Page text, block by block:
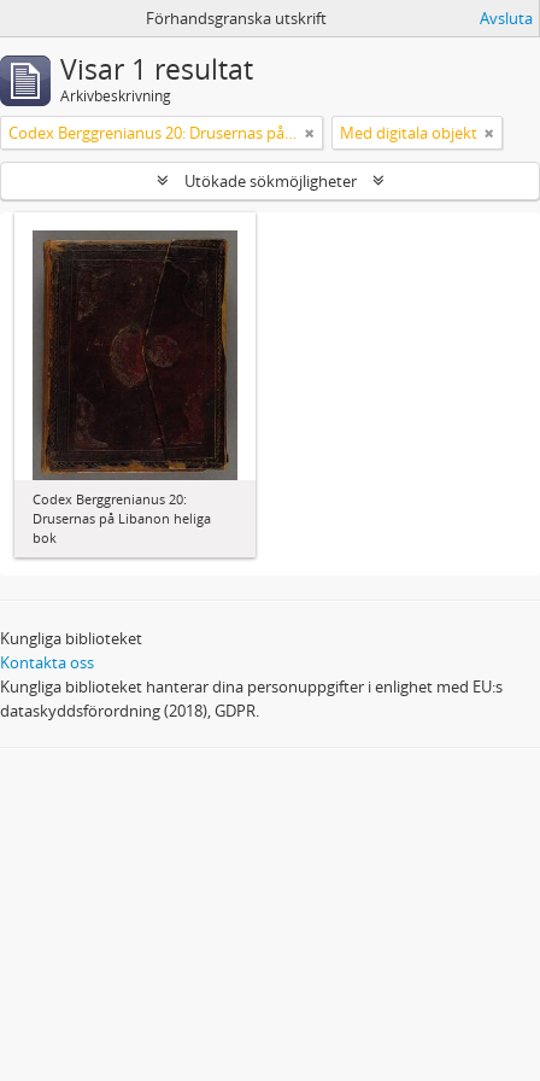
Förhandsgranska utskrift Avsluta
Visar 1 resultat
Arkivbeskrivning
Codex Berggrenianus 20: Drusernas på Libanon heliga bok Med digitala objekt
Utökade sökmöjligheter
Codex Berggrenianus 20:
Drusernas på Libanon heliga
bok
Kungliga biblioteket
Kontakta oss
Kungliga biblioteket hanterar dina personuppgifter i enlighet med EU:s
dataskyddsförordning (2018), GDPR.